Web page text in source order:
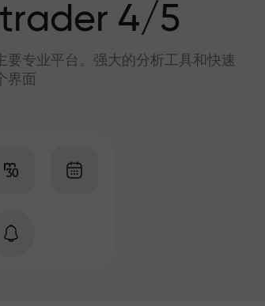
4/5
要专业平台。强大的分析工具和快速
界面